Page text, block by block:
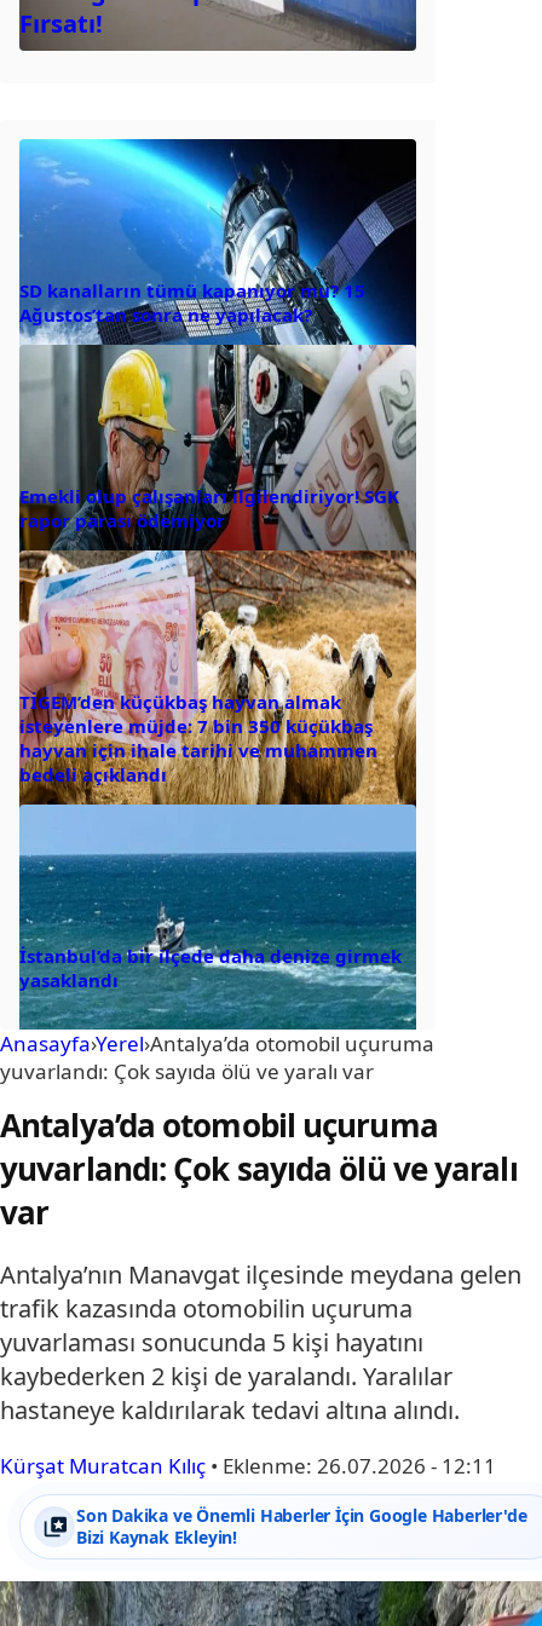
Fırsatı!
SD kanalların tümü kapanıyor mu? 15
Ağustos’tan sonra ne yapılacak?
Emekli olup çalışanları ilgilendiriyor! SGK
rapor parası ödemiyor
TİGEM’den küçükbaş hayvan almak
isteyenlere müjde: 7 bin 350 küçükbaş
hayvan için ihale tarihi ve muhammen
bedeli açıklandı
İstanbul’da bir ilçede daha denize girmek
yasaklandı
Anasayfa›Yerel›Antalya’da otomobil uçuruma
yuvarlandı: Çok sayıda ölü ve yaralı var
Antalya’da otomobil uçuruma
yuvarlandı: Çok sayıda ölü ve yaralı
var
Antalya’nın Manavgat ilçesinde meydana gelen
trafik kazasında otomobilin uçuruma
yuvarlaması sonucunda 5 kişi hayatını
kaybederken 2 kişi de yaralandı. Yaralılar
hastaneye kaldırılarak tedavi altına alındı.
Kürşat Muratcan Kılıç • Eklenme: 26.07.2026 - 12:11
Son Dakika ve Önemli Haberler İçin Google Haberler'de
Bizi Kaynak Ekleyin!